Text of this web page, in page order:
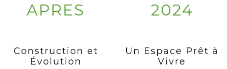
APRES
Construction et
Évolution
2024
Un Espace Prêt à
Vivre